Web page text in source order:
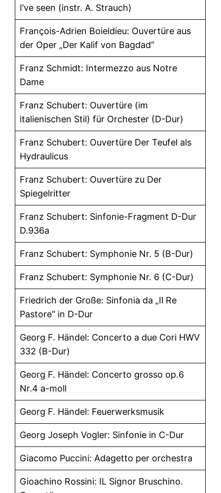
I’ve seen (instr. A. Strauch)
François-Adrien Boieldieu: Ouvertüre aus
der Oper „Der Kalif von Bagdad“
Franz Schmidt: Intermezzo aus Notre
Dame
Franz Schubert: Ouvertüre (im
italienischen Stil) für Orchester (D-Dur)
Franz Schubert: Ouvertüre Der Teufel als
Hydraulicus
Franz Schubert: Ouvertüre zu Der
Spiegelritter
Franz Schubert: Sinfonie-Fragment D-Dur
D.936a
Franz Schubert: Symphonie Nr. 5 (B-Dur)
Franz Schubert: Symphonie Nr. 6 (C-Dur)
Friedrich der Große: Sinfonia da „Il Re
Pastore“ in D-Dur
Georg F. Händel: Concerto a due Cori HWV
332 (B-Dur)
Georg F. Händel: Concerto grosso op.6
Nr.4 a-moll
Georg F. Händel: Feuerwerksmusik
Georg Joseph Vogler: Sinfonie in C-Dur
Giacomo Puccini: Adagetto per orchestra
Gioachino Rossini: IL Signor Bruschino.